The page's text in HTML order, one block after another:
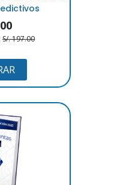
S/. 197.00